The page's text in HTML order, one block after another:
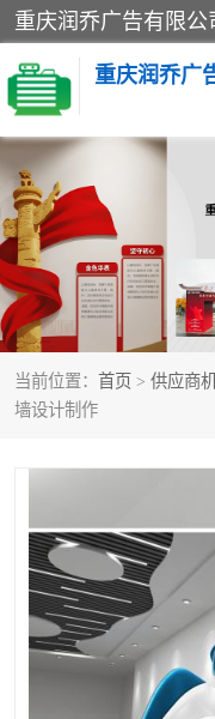
重庆润乔广
当前位置： 首页 > 供应商
墙设计制作
招牌类
灯箱类
标识标牌类
展架